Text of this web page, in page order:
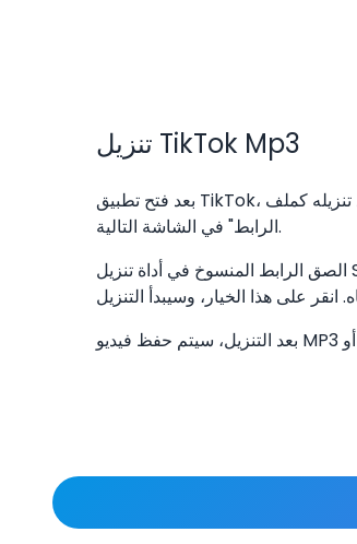
تنزيل TikTok Mp3
بعد فتح تطبيق TikTok، ابحث عن الفيديو الذي تريد تنزيله كملف MP3. اضغط على أيقونة "مشاركة"، ثم اضغط على "نسخ
الرابط" في الشاشة التالية.
الصق الرابط المنسوخ في أداة تنزيل SSSTikTok وانقر على زر "تنزيل". بعد المعالجة، سترى خيار "تنزيل TikTok MP3"